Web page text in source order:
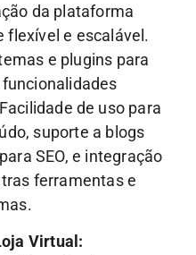
da plataforma
flexível e escalável.
e plugins para
Facilidade de uso para
suporte a blogs
SEO, e integração
ferramentas e
Virtual: